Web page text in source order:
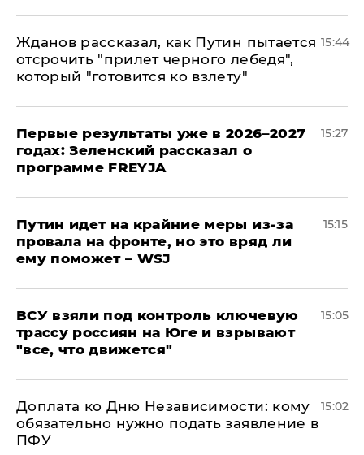
Жданов рассказал, как Путин пытается
отсрочить "прилет черного лебедя",
который "готовится ко взлету"
15:44
Первые результаты уже в 2026–2027
годах: Зеленский рассказал о
программе FREYJA
15:27
Путин идет на крайние меры из-за
провала на фронте, но это вряд ли
ему поможет – WSJ
15:15
ВСУ взяли под контроль ключевую
трассу россиян на Юге и взрывают
"все, что движется"
15:05
Доплата ко Дню Независимости: кому
обязательно нужно подать заявление в
ПФУ
15:02